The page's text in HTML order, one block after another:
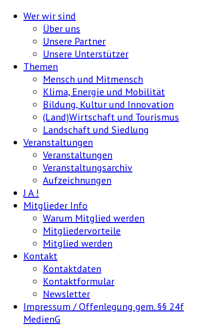
Wer wir sind
Über uns
Unsere Partner
Unsere Unterstützer
Themen
Mensch und Mitmensch
Klima, Energie und Mobilität
Bildung, Kultur und Innovation
(Land)Wirtschaft und Tourismus
Landschaft und Siedlung
Veranstaltungen
Veranstaltungen
Veranstaltungsarchiv
Aufzeichnungen
J A !
Mitglieder Info
Warum Mitglied werden
Mitgliedervorteile
Mitglied werden
Kontakt
Kontaktdaten
Kontaktformular
Newsletter
Impressum / Offenlegung gem. §§ 24f
MedienG